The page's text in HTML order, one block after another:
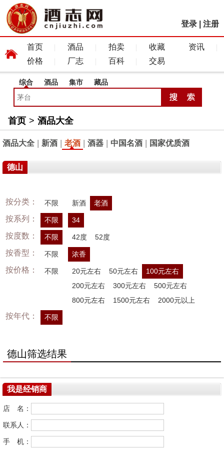
登录 注册
首页 酒品 拍卖 收藏
资讯
价格
厂志 百科 交易
综合 酒品 集市 藏品
首页 > 酒品大全
酒品大全 新酒 老酒 酒器 中国名酒 国家优质酒
德山
按分类： 不限 新酒 老酒
按系列： 不限 34
按度数： 不限 42度 52度
按香型： 不限 浓香
按价格： 不限 20元左右 50元左右
100元左右
200元左右
300元左右
500元左右
800元左右
1500元左右 2000元以上
按年代： 不限
德山筛选结果
我是经销商
店 名：
联系人：
手 机：